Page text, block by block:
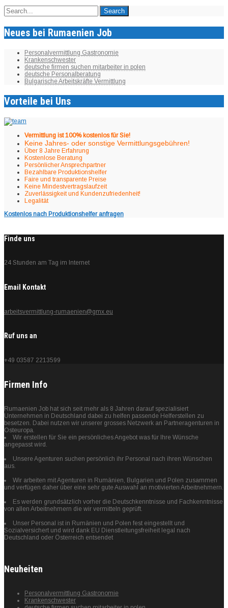
Neues bei Rumaenien Job
Personalvermittlung Gastronomie
Krankenschwester
deutsche firmen suchen mitarbeiter in polen
deutsche Personalberatung
Bulgarische Arbeitskräfte Vermittlung
Vorteile bei Uns
Vermittlung ist 100% kostenlos für Sie!
Keine Jahres- oder sonstige Vermittlungsgebühren!
Über 8 Jahre Erfahrung
Kostenlose Beratung
Persönlicher Ansprechpartner
Bezahlbare Produktionshelfer
Faire und transparente Preise
Keine Mindestvertragslaufzeit
Zuverlässigkeit und Kundenzufriedenheit!
Legalität
Kostenlos nach Produktionshelfer anfragen
Finde uns
24 Stunden am Tag im Internet
Email Kontakt
arbeitsvermittlung-rumaenien@gmx.eu
Ruf uns an
+49 03587 2213599
Firmen Info
Rumaenien Job hat sich seit mehr als 8 Jahren darauf spezialisiert
Unternehmen in Deutschland dabei zu helfen passende Helferstellen zu
besetzen. Dabei nutzen wir unserer grosses Netzwerk an Partneragenturen in
Osteuropa.
Wir erstellen für Sie ein persönliches Angebot was für Ihre Wünsche
angepasst wird.
Unsere Agenturen suchen persönlich ihr Personal nach ihren Wünschen
aus.
Wir arbeiten mit Agenturen in Rumänien, Bulgarien und Polen zusammen
und verfügen daher über eine sehr gute Auswahl an motivierten Arbeitnehmern.
Es werden grundsätzlich vorher die Deutschkenntnisse und Fachkenntnisse
von allen Arbeitnehmern die wir vermitteln geprüft.
Unser Personal ist in Rumänien und Polen fest eingestellt und
Sozialversichert und wird dank EU Dienstleitungsfreiheit legal nach
Deutschland oder Österreich entsendet
Neuheiten
Personalvermittlung Gastronomie
Krankenschwester